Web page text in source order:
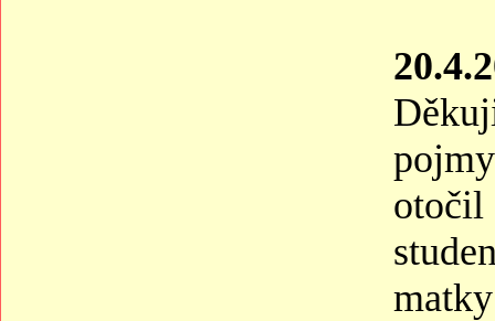
otočil